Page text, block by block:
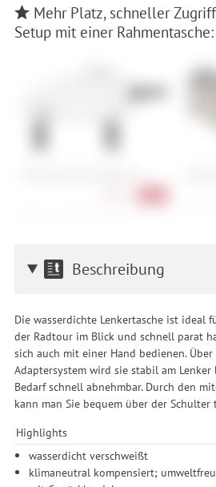
Mehr Platz, schneller
Setup mit einer Rahmentasche:
Beschreibung
Die wasserdichte Lenkertasche ist ideal
der Radtour im Blick und schnell parat
sich auch mit einer Hand bedienen. Über
Adaptersystem wird sie stabil am
Bedarf schnell abnehmbar. Durch den
kann man Sie bequem über der Schulter
Highlights
wasserdicht verschweißt
klimaneutral kompensiert;